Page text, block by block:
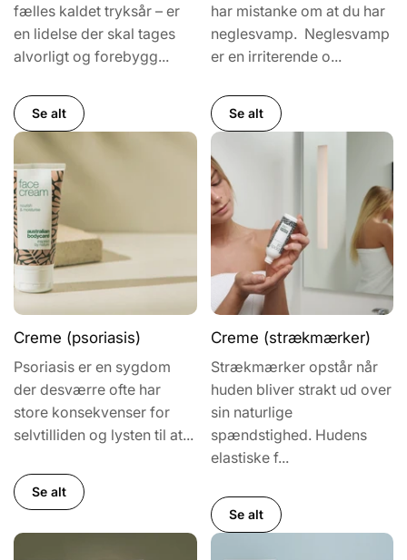
fælles kaldet tryksår – er
en lidelse der skal tages
alvorligt og forebygg...
Se alt
har mistanke om at du har
neglesvamp. Neglesvamp
er en irriterende o...
Se alt
Creme (psoriasis)
Psoriasis er en sygdom
der desværre ofte har
store konsekvenser for
selvtilliden og lysten til at...
Se alt
Creme (strækmærker)
Strækmærker opstår når
huden bliver strakt ud over
sin naturlige
spændstighed. Hudens
elastiske f...
Se alt